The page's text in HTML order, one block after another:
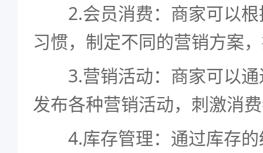
2.会员消费：商家可以根
习惯，制定不同的营销方案
3.营销活动：商家可以通
发布各种营销活动，刺激消
4.库存管理：通过库存的